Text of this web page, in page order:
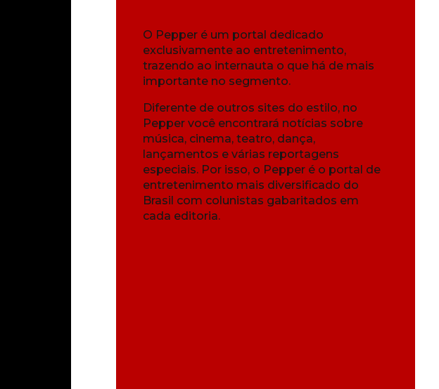
O Pepper é um portal dedicado
exclusivamente ao entretenimento,
trazendo ao internauta o que há de mais
importante no segmento.
Diferente de outros sites do estilo, no
Pepper você encontrará notícias sobre
música, cinema, teatro, dança,
lançamentos e várias reportagens
especiais. Por isso, o Pepper é o portal de
entretenimento mais diversificado do
Brasil com colunistas gabaritados em
cada editoria.